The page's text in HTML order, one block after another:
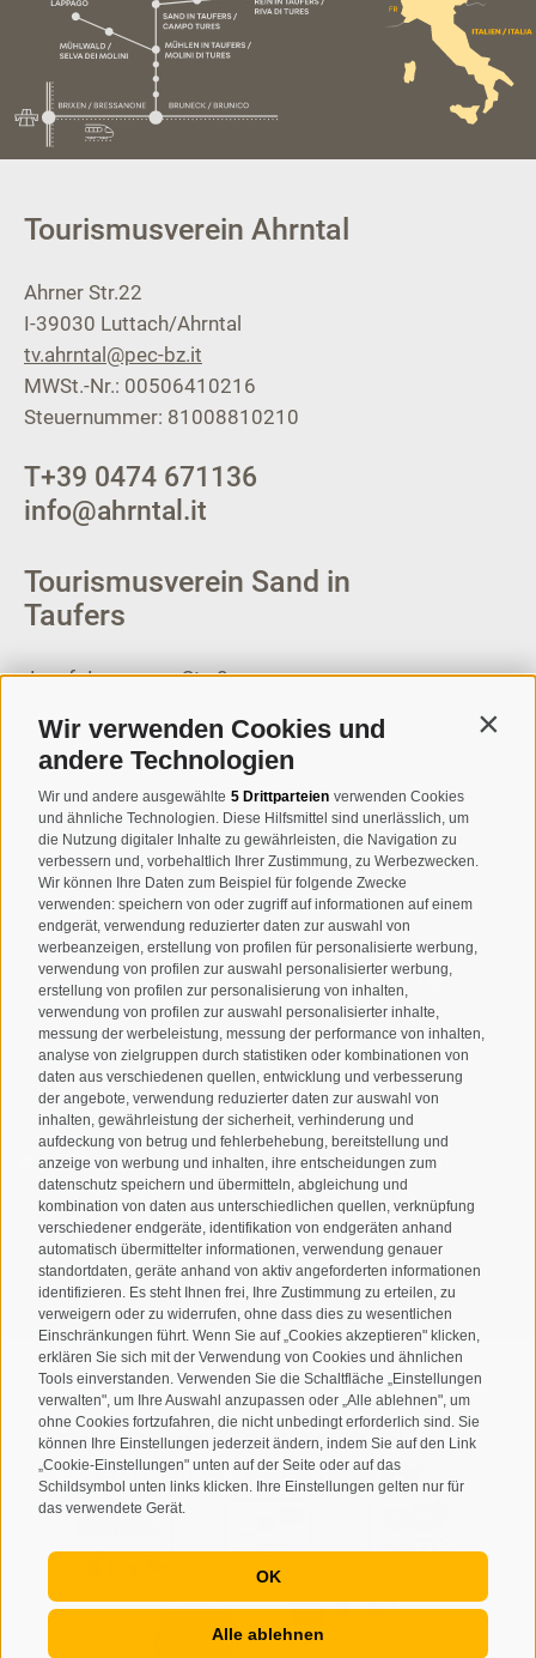
Wir verwenden Cookies und
andere Technologien
Wir und andere ausgewählte 5 Drittparteien verwenden Cookies
und ähnliche Technologien. Diese Hilfsmittel sind unerlässlich, um
die Nutzung digitaler Inhalte zu gewährleisten, die Navigation zu
verbessern und, vorbehaltlich Ihrer Zustimmung, zu Werbezwecken.
Wir können Ihre Daten zum Beispiel für folgende Zwecke
verwenden: speichern von oder zugriff auf informationen auf einem
endgerät, verwendung reduzierter daten zur auswahl von
werbeanzeigen, erstellung von profilen für personalisierte werbung,
verwendung von profilen zur auswahl personalisierter werbung,
erstellung von profilen zur personalisierung von inhalten,
verwendung von profilen zur auswahl personalisierter inhalte,
messung der werbeleistung, messung der performance von inhalten,
analyse von zielgruppen durch statistiken oder kombinationen von
daten aus verschiedenen quellen, entwicklung und verbesserung
der angebote, verwendung reduzierter daten zur auswahl von
inhalten, gewährleistung der sicherheit, verhinderung und
aufdeckung von betrug und fehlerbehebung, bereitstellung und
anzeige von werbung und inhalten, ihre entscheidungen zum
datenschutz speichern und übermitteln, abgleichung und
kombination von daten aus unterschiedlichen quellen, verknüpfung
verschiedener endgeräte, identifikation von endgeräten anhand
automatisch übermittelter informationen, verwendung genauer
standortdaten, geräte anhand von aktiv angeforderten informationen
identifizieren. Es steht Ihnen frei, Ihre Zustimmung zu erteilen, zu
verweigern oder zu widerrufen, ohne dass dies zu wesentlichen
Einschränkungen führt. Wenn Sie auf „Cookies akzeptieren" klicken,
erklären Sie sich mit der Verwendung von Cookies und ähnlichen
Tools einverstanden. Verwenden Sie die Schaltfläche „Einstellungen
verwalten", um Ihre Auswahl anzupassen oder „Alle ablehnen", um
ohne Cookies fortzufahren, die nicht unbedingt erforderlich sind. Sie
können Ihre Einstellungen jederzeit ändern, indem Sie auf den Link
„Cookie-Einstellungen" unten auf der Seite oder auf das
Schildsymbol unten links klicken. Ihre Einstellungen gelten nur für
das verwendete Gerät.
OK
Alle ablehnen
Tourismusverein Ahrntal
Ahrner Str.22
I-39030 Luttach/Ahrntal
tv.ahrntal@pec-bz.it
MWSt.-Nr.: 00506410216
Steuernummer: 81008810210
T+39 0474 671136
info@ahrntal.it
Tourismusverein Sand in
Taufers
Josef-Jungmann-Str. 8
MWSt.-Nr: 00518320213
T+39 0474 678076
info@taufers.com
Newsletteranmeldung
Ich habe dieDatenschutzbestimmungengelesen und
verstanden und stimme der Verarbeitung meiner
personenbezogenen Daten durch den Verantwortlichen zu
ANMELDEN
Sitemap • Impressum • Cookie-Richtlinie • Privacy •
Cookie Präferenzen • created with passion by